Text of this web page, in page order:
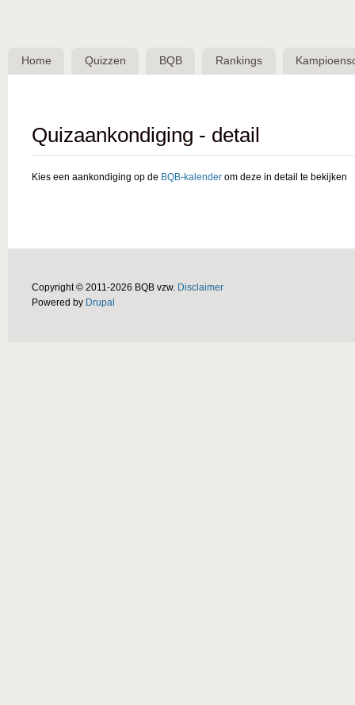
Belgische
QuizBond
Home Quizzen BQB Rankings
Quizaankondiging - detail
Kies een aankondiging op de BQB-kalender om deze in detail te bekijken
Copyright © 2011-2026 BQB vzw. Disclaimer
Powered by Drupal